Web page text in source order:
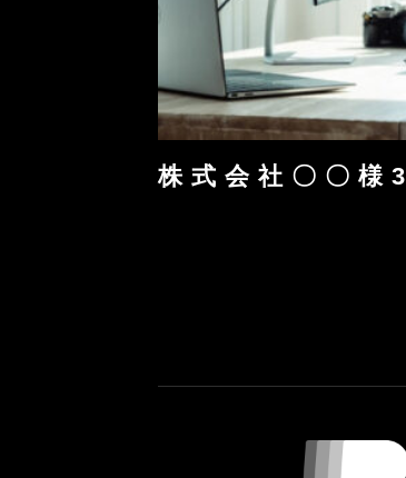
株 式 会 社 〇 〇 様 3